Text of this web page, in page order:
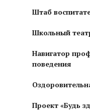
Штаб
Школьный
Навигатор
поведения
Проект «Будь